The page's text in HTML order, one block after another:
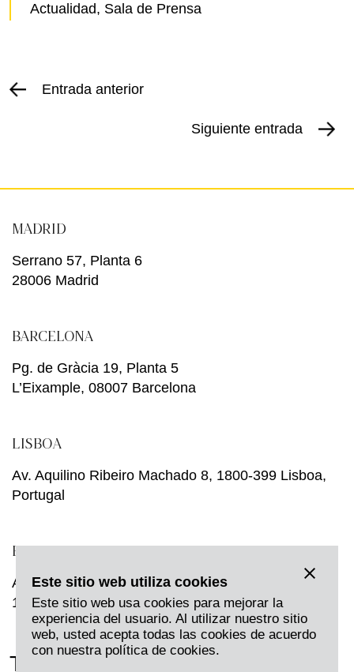
Actualidad, Sala de Prensa
Entrada anterior
Siguiente entrada
MADRID
Serrano 57, Planta 6
28006 Madrid
BARCELONA
Pg. de Gràcia 19, Planta 5
L’Eixample, 08007 Barcelona
LISBOA
Av. Aquilino Ribeiro Machado 8, 1800-399 Lisboa,
Portugal
BRUSELAS
Avenue Louise, 231,
1050 Bruselas, Bélgica
Twitter LinkedIn
Este sitio web utiliza cookies
Este sitio web usa cookies para mejorar la
experiencia del usuario. Al utilizar nuestro sitio
web, usted acepta todas las cookies de acuerdo
con nuestra política de cookies.